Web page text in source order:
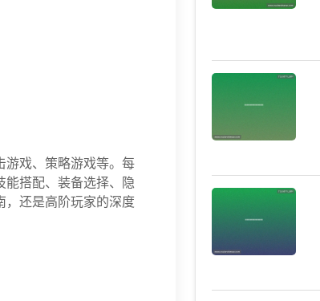
游戏、策略游戏等。每
能搭配、装备选择、隐
，还是高阶玩家的深度